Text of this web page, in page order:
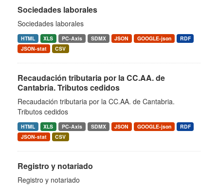
Sociedades laborales
Sociedades laborales
HTML XLS PC-Axis SDMX JSON GOOGLE-json
RDF
JSON-stat
CSV
Recaudación tributaria por la CC.AA. de
Cantabria. Tributos cedidos
Recaudación tributaria por la CC.AA. de Cantabria.
Tributos cedidos
HTML XLS PC-Axis SDMX JSON GOOGLE-json
RDF
JSON-stat
CSV
Registro y notariado
Registro y notariado